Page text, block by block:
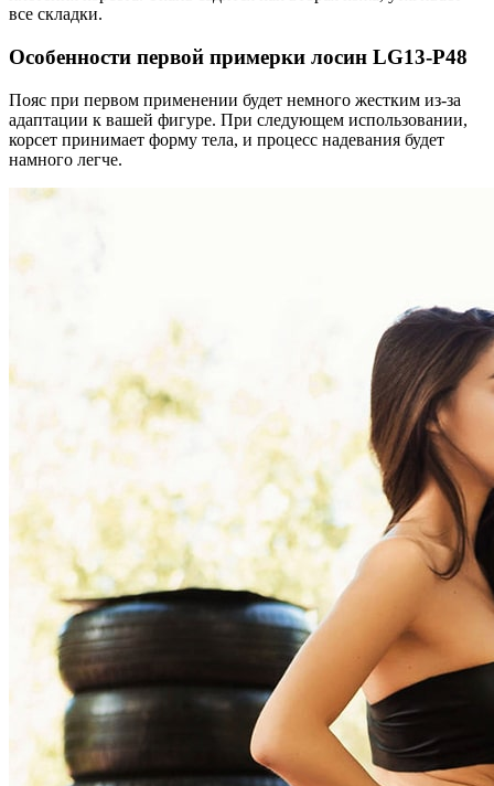
все складки.
Особенности первой примерки лосин LG13-P48
Пояс при первом применении будет немного жестким из-за
адаптации к вашей фигуре. При следующем использовании,
корсет принимает форму тела, и процесс надевания будет
намного легче.